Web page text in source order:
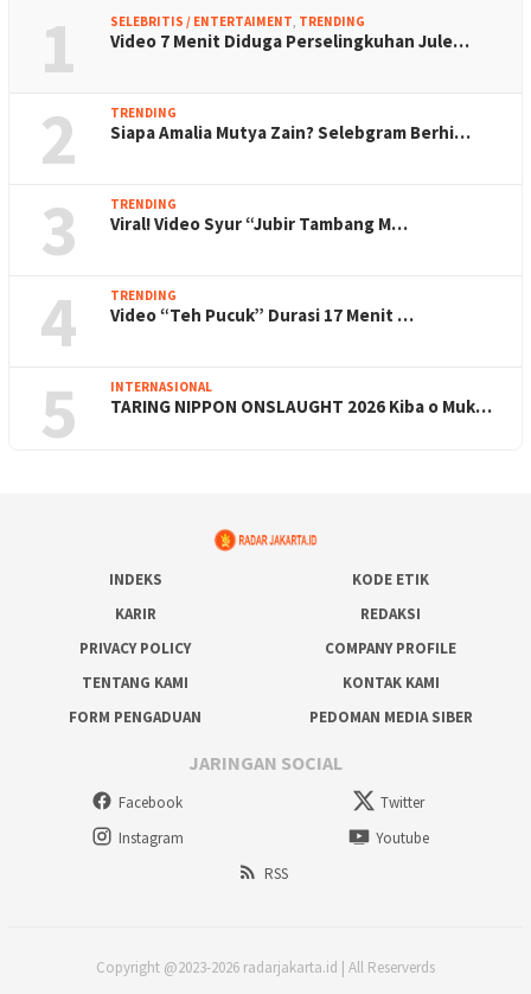
1 SELEBRITIS / ENTERTAIMENT, TRENDING
Video 7 Menit Diduga Perselingkuhan Jule…
2 TRENDING
Siapa Amalia Mutya Zain? Selebgram Berhi…
3 TRENDING
Viral! Video Syur “Jubir Tambang M…
4 TRENDING
Video “Teh Pucuk” Durasi 17 Menit …
5 INTERNASIONAL
TARING NIPPON ONSLAUGHT 2026 Kiba o Muk…
INDEKS
KODE ETIK
KARIR
REDAKSI
PRIVACY POLICY
COMPANY PROFILE
TENTANG KAMI
KONTAK KAMI
FORM PENGADUAN
PEDOMAN MEDIA SIBER
JARINGAN SOCIAL
Facebook
Twitter
Instagram
Youtube
RSS
Copyright @2023-2026 radarjakarta.id | All Reserverds